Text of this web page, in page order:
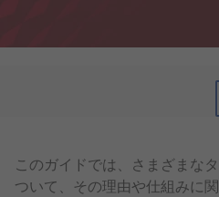
このガイドでは、さまざまな
ついて、その理由や仕組みに